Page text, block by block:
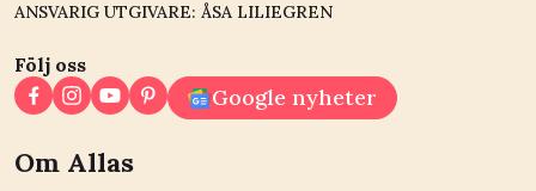
ANSVARIG UTGIVARE: ÅSA LILIEGREN
Följ oss
Google nyheter
Om Allas